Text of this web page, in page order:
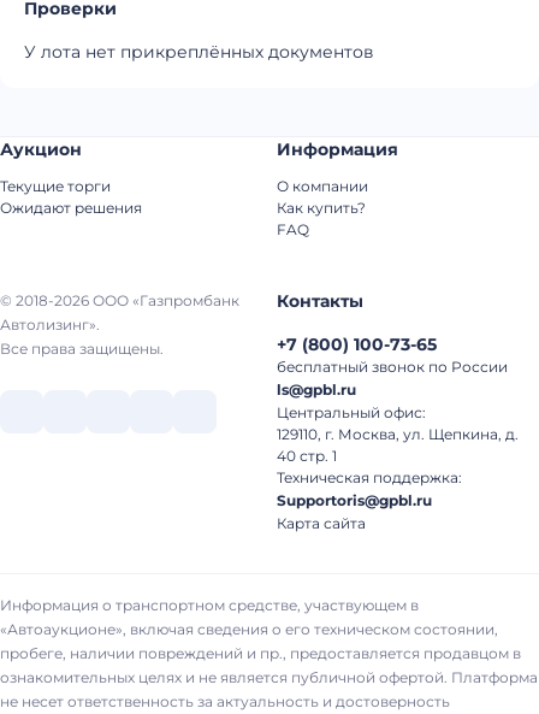
Проверки
У лота нет прикреплённых документов
© 2018-2026 ООО «Газпромбанк
Автолизинг».
Все права защищены.
Аукцион
Текущие торги
Ожидают решения
Информация
О компании
Как купить?
FAQ
Контакты
+7 (800) 100-73-65
бесплатный звонок по России
ls@gpbl.ru
Центральный офис:
129110, г. Москва, ул. Щепкина, д.
40 стр. 1
Техническая поддержка:
Supportoris@gpbl.ru
Карта сайта
Информация о транспортном средстве, участвующем в
«Автоаукционе», включая сведения о его техническом состоянии,
пробеге, наличии повреждений и пр., предоставляется продавцом в
ознакомительных целях и не является публичной офертой. Платформа
не несет ответственность за актуальность и достоверность